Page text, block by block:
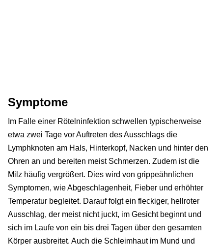
Symptome
Im Falle einer Rötelninfektion schwellen typischerweise
etwa zwei Tage vor Auftreten des Ausschlags die
Lymphknoten am Hals, Hinterkopf, Nacken und hinter den
Ohren an und bereiten meist Schmerzen. Zudem ist die
Milz häufig vergrößert. Dies wird von grippeähnlichen
Symptomen, wie Abgeschlagenheit, Fieber und erhöhter
Temperatur begleitet. Darauf folgt ein fleckiger, hellroter
Ausschlag, der meist nicht juckt, im Gesicht beginnt und
sich im Laufe von ein bis drei Tagen über den gesamten
Körper ausbreitet. Auch die Schleimhaut im Mund und